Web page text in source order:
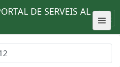
DE SERVEIS AL